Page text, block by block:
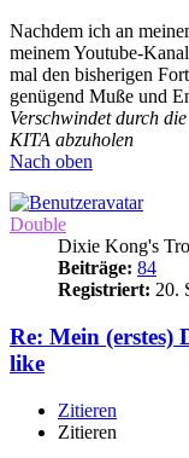
Nachdem ich an
meinem Youtube-
mal den bisherigen
genügend Muße und
Verschwindet durch
KITA abzuholen
Nach oben
Double
Dixie Kong's
Beiträge: 84
Registriert: 20.
Re: Mein (erstes)
like
Zitieren
Zitieren